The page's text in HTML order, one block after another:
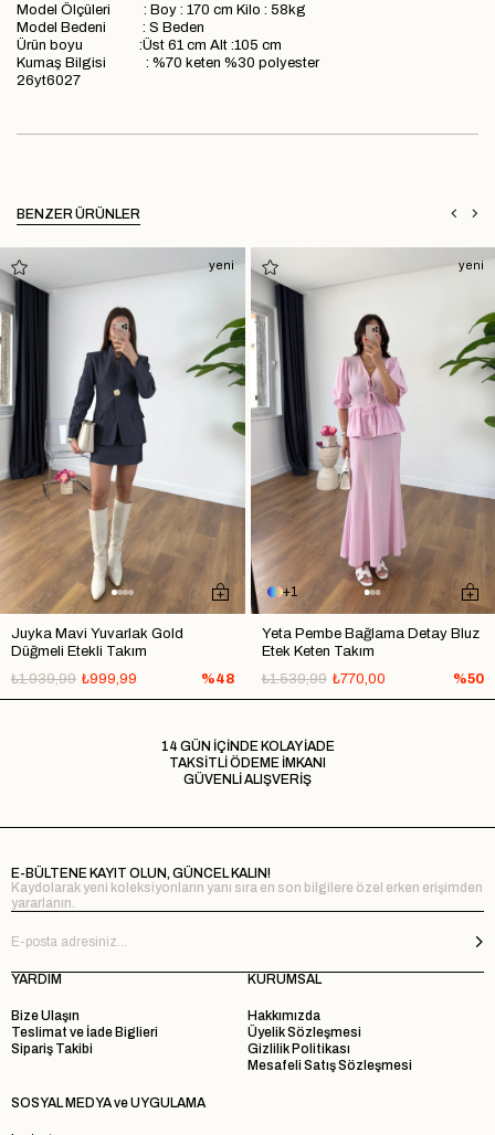
Model Ölçüleri : Boy : 170 cm Kilo : 58kg
Model Bedeni : S Beden
Ürün boyu :Üst 61 cm Alt :105 cm
Kumaş Bilgisi : %70 keten %30 polyester
26yt6027
BENZER ÜRÜNLER
Juyka Mavi Yuvarlak Gold
Düğmeli Etekli Takım
₺999,99
₺1.939,99 %48
yeni
1
Yeta Pembe Bağlama Detay Bluz
Etek Keten Takım
₺770,00
₺1.539,99 %50
yeni
14 GÜN İÇİNDE KOLAY İADE
TAKSİTLİ ÖDEME İMKANI
GÜVENLİ ALIŞVERİŞ
E-BÜLTENE KAYIT OLUN, GÜNCEL KALIN!
Kaydolarak yeni koleksiyonların yanı sıra en son bilgilere özel erken erişimden
yararlanın.
YARDIM
Bize Ulaşın
Teslimat ve İade Biglieri
Sipariş Takibi
KURUMSAL
Hakkımızda
Üyelik Sözleşmesi
Gizlilik Politikası
Mesafeli Satış Sözleşmesi
SOSYAL MEDYA ve UYGULAMA